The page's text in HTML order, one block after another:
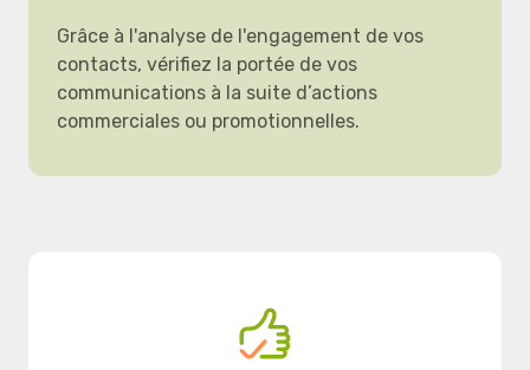
Grâce à l'analyse de l'engagement de vos
contacts, vérifiez la portée de vos
communications à la suite d’actions
commerciales ou promotionnelles.